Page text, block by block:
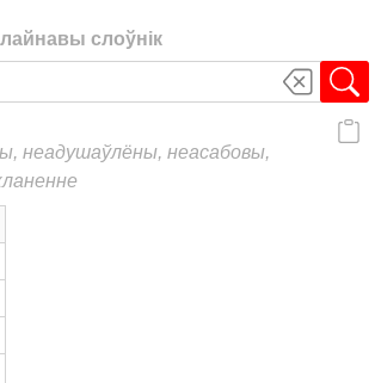
слоўнік
неадушаўлёны, неасабовы,